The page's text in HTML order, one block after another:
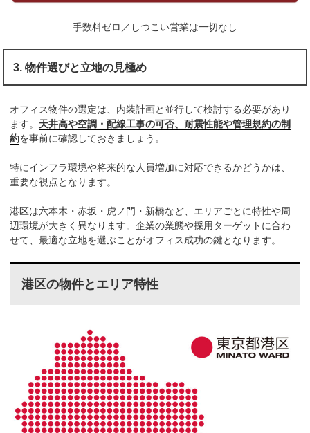
手数料ゼロ／しつこい営業は一切なし
3. 物件選びと立地の見極め
オフィス物件の選定は、内装計画と並行して検討する必要があり
ます。 天井高や空調・配線工事の可否、耐震性能や管理規約の制
約を事前に確認しておきましょう。
特にインフラ環境や将来的な人員増加に対応できるかどうかは、
重要な視点となります。
港区は六本木・赤坂・虎ノ門・新橋など、エリアごとに特性や周
辺環境が大きく異なります。企業の業態や採用ターゲットに合わ
せて、最適な立地を選ぶことがオフィス成功の鍵となります。
港区の物件とエリア特性